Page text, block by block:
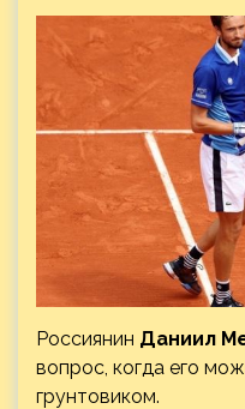
Россиянин Даниил
вопрос, когда его
грунтовиком.